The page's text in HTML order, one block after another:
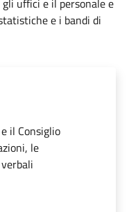
e i bandi di
il Consiglio
le